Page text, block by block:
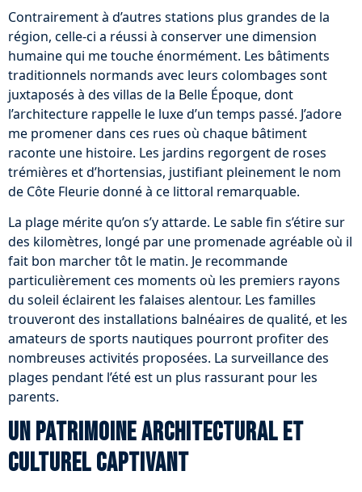
Contrairement à d’autres stations plus grandes de la
région, celle-ci a réussi à conserver une dimension
humaine qui me touche énormément. Les bâtiments
traditionnels normands avec leurs colombages sont
juxtaposés à des villas de la Belle Époque, dont
l’architecture rappelle le luxe d’un temps passé. J’adore
me promener dans ces rues où chaque bâtiment
raconte une histoire. Les jardins regorgent de roses
trémières et d’hortensias, justifiant pleinement le nom
de Côte Fleurie donné à ce littoral remarquable.
La plage mérite qu’on s’y attarde. Le sable fin s’étire sur
des kilomètres, longé par une promenade agréable où il
fait bon marcher tôt le matin. Je recommande
particulièrement ces moments où les premiers rayons
du soleil éclairent les falaises alentour. Les familles
trouveront des installations balnéaires de qualité, et les
amateurs de sports nautiques pourront profiter des
nombreuses activités proposées. La surveillance des
plages pendant l’été est un plus rassurant pour les
parents.
Un patrimoine architectural et
culturel captivant